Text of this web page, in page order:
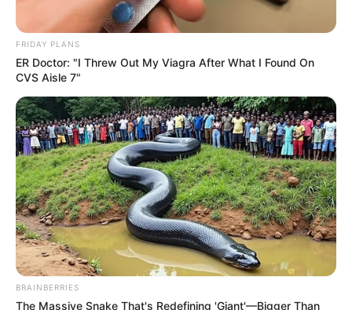
Home/ดูดวง/ ความเชื่อ แมลง กระดิ่งเงินกระดิ่งทอง ให้โชคลาภ ความ
มั่งคั่งรํ่ารวย จริงหรือ?
ดูดวง|
22 เม.ย. 2013
แบ่งปัน
ความเชื่อ แมลง กระดิ่งเงินกระดิ่ง
ทอง ให้โชคลาภ ความมั่งคั่งรํ่า
รวย จริงหรือ?
FRIDAY PLANS
ER Doctor: "I Threw Out My Viagra After What I Found On
CVS Aisle 7"
BRAINBERRIES
The Massive Snake That's Redefining 'Giant'—Bigger Than